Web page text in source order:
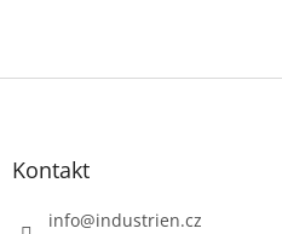
Z
Kontakt
info@industrien.cz